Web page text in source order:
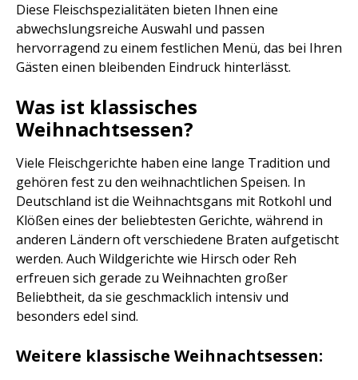
Diese Fleischspezialitäten bieten Ihnen eine
abwechslungsreiche Auswahl und passen
hervorragend zu einem festlichen Menü, das bei Ihren
Gästen einen bleibenden Eindruck hinterlässt.
Was ist klassisches
Weihnachtsessen?
Viele Fleischgerichte haben eine lange Tradition und
gehören fest zu den weihnachtlichen Speisen. In
Deutschland ist die Weihnachtsgans mit Rotkohl und
Klößen eines der beliebtesten Gerichte, während in
anderen Ländern oft verschiedene Braten aufgetischt
werden. Auch Wildgerichte wie Hirsch oder Reh
erfreuen sich gerade zu Weihnachten großer
Beliebtheit, da sie geschmacklich intensiv und
besonders edel sind.
Weitere klassische Weihnachtsessen: